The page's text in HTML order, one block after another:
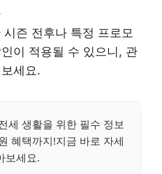
시즌 전후나 특정 프로모
이 적용될 수 있으니, 관
세요.
세 생활을 위한 필수 정보
혜택까지!지금 바로 자세
보세요.